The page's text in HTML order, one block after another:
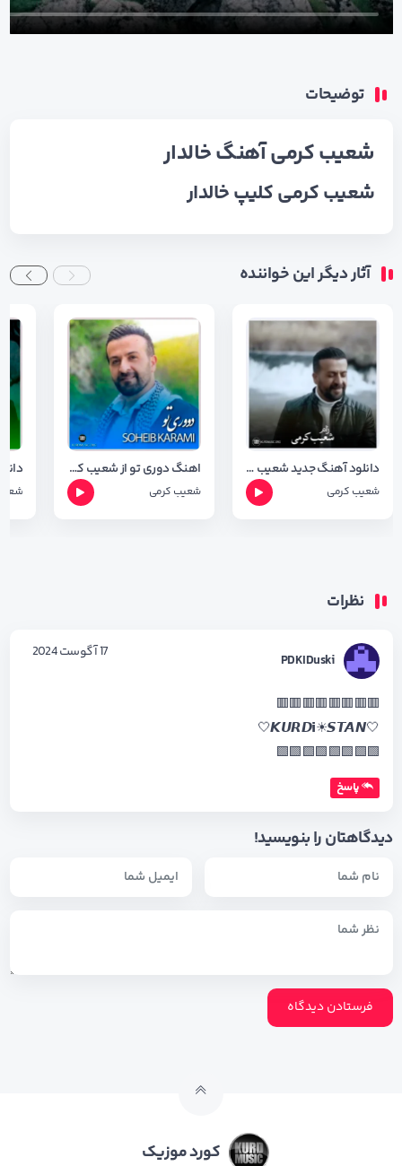
توضیحات
شعیب کرمی آهنگ خالدار
شعیب کرمی کلیپ خالدار
آثار دیگر این خواننده
دانلود آهنگ جدید شعیب کرمی به نام زام + ترجمه اهنگ
شعیب کرمی
اهنگ دوری تو از شعیب کرمی با کیفیت ۳۲۰ و شعر اهنگ
شعیب کرمی
نظرات
PDKIDuski 17 آگوست 2024
🟥🟥🟥🟥🟥🟥🟥🟥
🤍𝙆𝙐𝙍𝘿𝗶☀𝙎𝙏𝘼𝙉🤍
🟩🟩🟩🟩🟩🟩🟩🟩
پاسخ
دیدگاهتان را بنویسید!
کورد موزیک